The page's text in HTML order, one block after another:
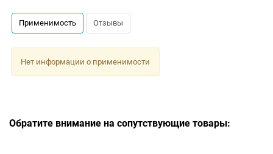
Применимость Отзывы
Нет информации о применимости
Обратите внимание на сопутствующие товары: